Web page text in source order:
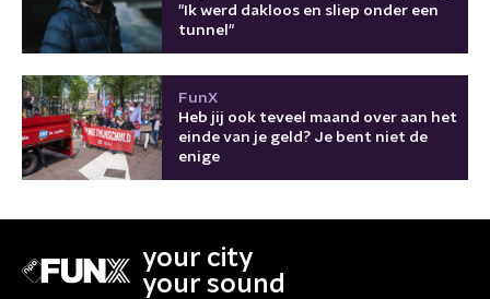
"Ik werd dakloos en sliep onder een
tunnel"
FunX
Heb jij ook teveel maand over aan het
einde van je geld? Je bent niet de
enige
your city
your sound